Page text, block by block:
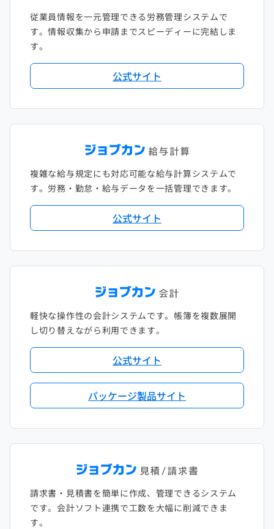
従業員情報を一元管理できる労務管理システムで
す。情報収集から申請までスピーディーに完結しま
す。
公式サイト
複雑な給与規定にも対応可能な給与計算システムで
す。労務・勤怠・給与データを一括管理できます。
公式サイト
軽快な操作性の会計システムです。帳簿を複数展開
し切り替えながら利用できます。
公式サイト
パッケージ製品サイト
請求書・見積書を簡単に作成、管理できるシステム
です。会計ソフト連携で工数を大幅に削減できま
す。